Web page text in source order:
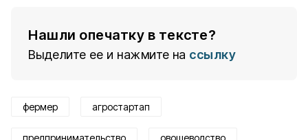
Нашли опечатку в тексте?
Выделите ее и нажмите на ссылку
фермер агростартап
предпринимательство овощеводство